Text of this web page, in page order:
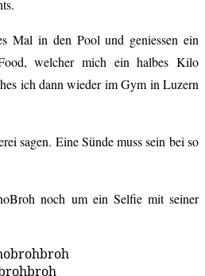
Mal in den Pool und geniessen ein
welcher mich ein halbes Kilo
ich dann wieder im Gym in Luzern
sagen. Eine Sünde muss sein bei so
noch um ein Selfie mit seiner